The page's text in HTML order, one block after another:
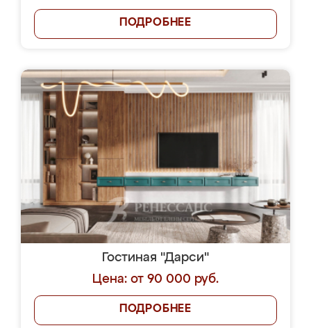
ПОДРОБНЕЕ
Гостиная "Дарси"
Цена: от 90 000 руб.
ПОДРОБНЕЕ